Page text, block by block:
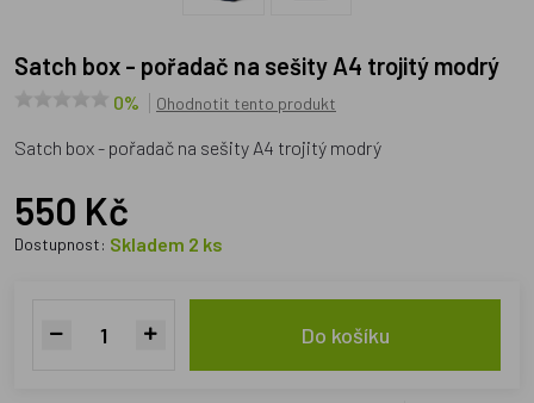
Satch box - pořadač na sešity A4 trojitý modrý
0% Ohodnotit tento produkt
Satch box - pořadač na sešity A4 trojitý modrý
550 Kč
Dostupnost: Skladem 2 ks
Do košíku